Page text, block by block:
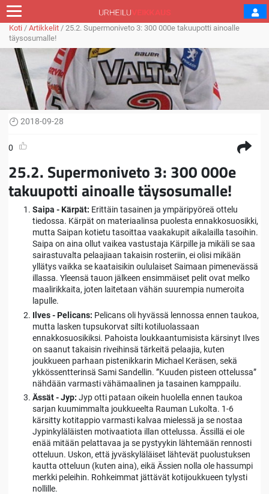
Koti / Artikkelit / 25.2. Supermoniveto 3: 300 000e takuupotti ainoalle
täysosumalle!
2018-09-28
0
25.2. Supermoniveto 3: 300 000e
takuupotti ainoalle täysosumalle!
Saipa - Kärpät: Erittäin tasainen ja ympäripyöreä ottelu
tiedossa. Kärpät on materiaalinsa puolesta ennakkosuosikki,
mutta Saipan kotietu tasoittaa vaakakupit aikalailla tasoihin.
Saipa on aina ollut vaikea vastustaja Kärpille ja mikäli se saa
sairastuvalta pelaajiaan takaisin rosteriin, ei olisi mikään
yllätys vaikka se kaataisikin oululaiset Saimaan pimenevässä
illassa. Yleensä tauon jälkeen ensimmäiset pelit ovat melko
maalirikkaita, joten laitetaan vähän suurempia numeroita
lapulle.
Ilves - Pelicans: Pelicans oli hyvässä lennossa ennen taukoa,
mutta lasken tupsukorvat silti kotiluolassaan
ennakkosuosikiksi. Pahoista loukkaantumisista kärsinyt Ilves
on saanut takaisin riveihinsä tärkeitä pelaajia, kuten
joukkueen parhaan pistenikkarin Michael Keräsen, sekä
ykkössentterinsä Sami Sandellin. ”Kuuden pisteen ottelussa”
nähdään varmasti vähämaalinen ja tasainen kamppailu.
Ässät - Jyp: Jyp otti pataan oikein huolella ennen taukoa
sarjan kuumimmalta joukkueelta Rauman Lukolta. 1-6
kärsitty kotitappio varmasti kalvaa mielessä ja se nostaa
Jypinkyläläisten motivaatiota illan ottelussa. Ässillä ei ole
enää mitään pelattavaa ja se pystyykin lähtemään rennosti
otteluun. Uskon, että jyväskyläläiset lähtevät puolustuksen
kautta otteluun (kuten aina), eikä Ässien nolla ole hassumpi
merkki peleihin. Rohkeimmat jättävät kotijoukkueen tylysti
nollille.